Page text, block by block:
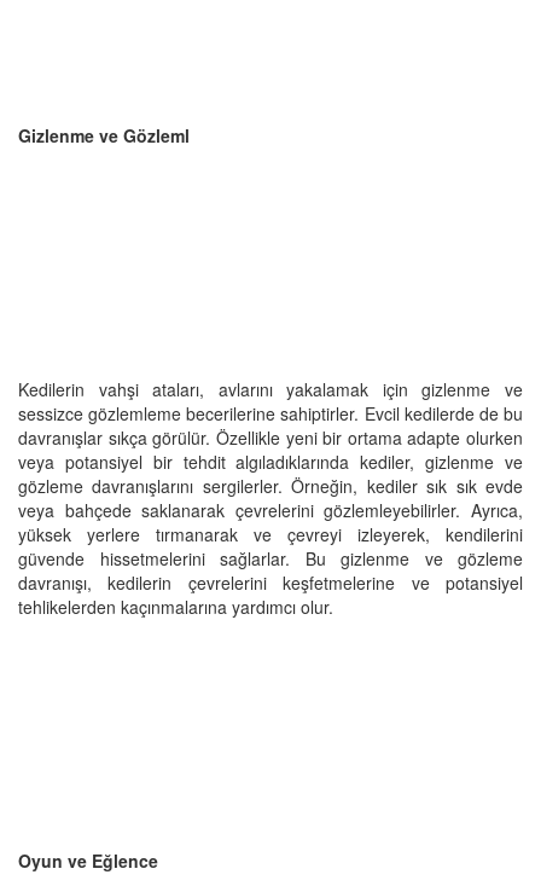
Gizlenme ve Gözleml
Kedilerin vahşi ataları, avlarını yakalamak için gizlenme ve
sessizce gözlemleme becerilerine sahiptirler. Evcil kedilerde de bu
davranışlar sıkça görülür. Özellikle yeni bir ortama adapte olurken
veya potansiyel bir tehdit algıladıklarında kediler, gizlenme ve
gözleme davranışlarını sergilerler. Örneğin, kediler sık sık evde
veya bahçede saklanarak çevrelerini gözlemleyebilirler. Ayrıca,
yüksek yerlere tırmanarak ve çevreyi izleyerek, kendilerini
güvende hissetmelerini sağlarlar. Bu gizlenme ve gözleme
davranışı, kedilerin çevrelerini keşfetmelerine ve potansiyel
tehlikelerden kaçınmalarına yardımcı olur.
Oyun ve Eğlence